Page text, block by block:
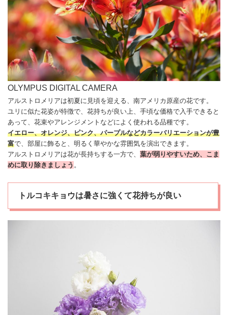
OLYMPUS DIGITAL CAMERA
アルストロメリアは初夏に見頃を迎える、南アメリカ原産の花です。
ユリに似た花姿が特徴で、花持ちが良い上、手頃な価格で入手できると
あって、 花束やアレンジメントなどによく使われる品種です。
イエロー、オレンジ、ピンク、パープルなどカラーバリエーションが豊
富で、部屋に飾ると、明るく華やかな雰囲気を演出できます。
アルストロメリアは花が長持ちする一方で、 葉が弱りやすいため、こま
めに取り除きましょう 。
トルコキキョウは暑さに強くて花持ちが良い